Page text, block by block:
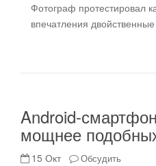
Фотограф протестировал
впечатления двойственные
Android-
мощнее
15 Окт Обсудить